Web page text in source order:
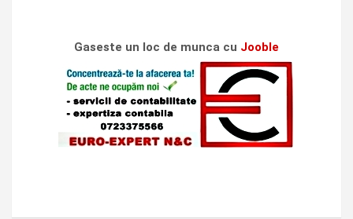
Gaseste un loc de munca cu Jooble